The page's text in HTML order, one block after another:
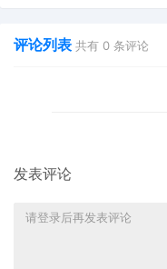
评论列表 共有 0 条评论
发表评论